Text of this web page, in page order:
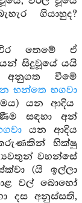
ගියාහුද?
තෙමේ ඒ
සිදුවූයේ යයි
වීමේ
භන්තෙ භගවා
යන ආදිය
සඳහා අන්
යන ආදිය
භික්ෂු
වහන්සේ
(යි ඉල්ලා
වල් බොහෝ
දස අනුස්සති,